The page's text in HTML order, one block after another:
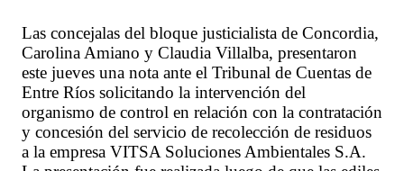
Las concejalas del bloque justicialista de Concordia,
Carolina Amiano y Claudia Villalba, presentaron
este jueves una nota ante el Tribunal de Cuentas de
Entre Ríos solicitando la intervención del
organismo de control en relación con la contratación
y concesión del servicio de recolección de residuos
a la empresa VITSA Soluciones Ambientales S.A.